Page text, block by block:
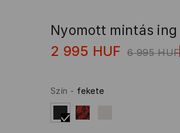
Nyomott mintás ing
2 995 HUF 6 995 HUF
Szín - fekete